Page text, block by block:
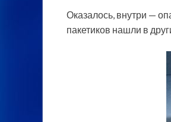
Оказалось, внутри —
пакетиков нашли в